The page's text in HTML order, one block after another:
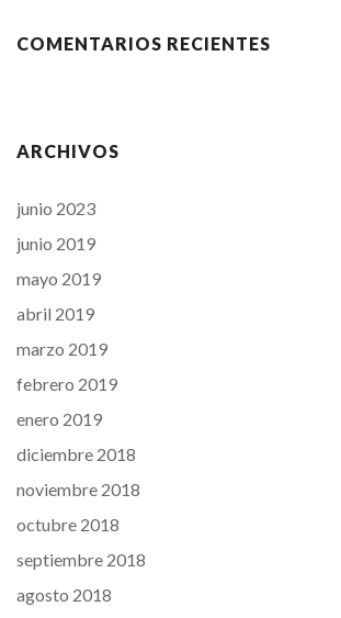
COMENTARIOS RECIENTES
ARCHIVOS
junio 2023
junio 2019
mayo 2019
abril 2019
marzo 2019
febrero 2019
enero 2019
diciembre 2018
noviembre 2018
octubre 2018
septiembre 2018
agosto 2018